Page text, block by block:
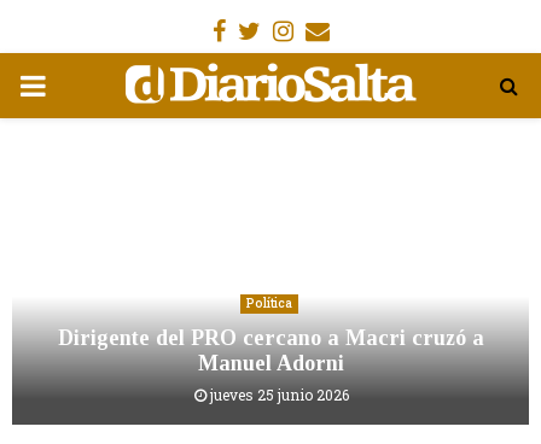
Facebook
Gorjeo
Instagram
Email
MENÚ
Política
Dirigente del PRO cercano a Macri cruzó a
Manuel Adorni
jueves 25 junio 2026